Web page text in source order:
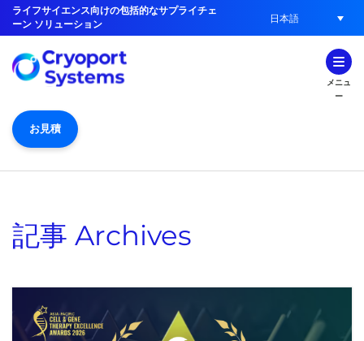
ライフサイエンス向けの包括的なサプライチェ
ーン ソリューション
日本語
メニュ
ー
お見積
記事 Archives